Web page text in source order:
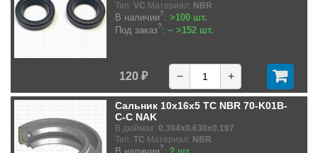
Тип: VC Материал: NBR
В наличии?: >100 шт.
Под заказ?: ~ >152 шт.
120 ₽ − +
Сальник 10x16x5 TC NBR 70-K01B-
C-C NAK
В дюймах: 0.394x0.630x0.197
Тип: TC Материал: NBR
?